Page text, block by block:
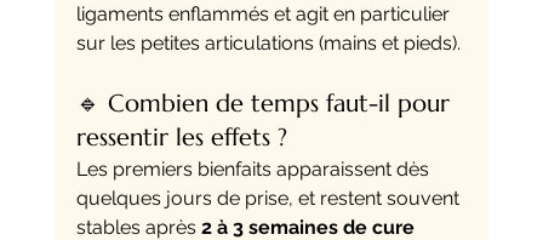
ligaments enflammés et agit en particulier
sur les petites articulations (mains et pieds).
🔹 Combien de temps faut-il pour
ressentir les effets ?
Les premiers bienfaits apparaissent dès
quelques jours de prise, et restent souvent
stables après 2 à 3 semaines de cure